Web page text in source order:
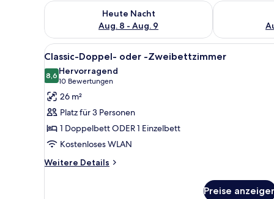
Heute Nacht
Aug. 8 - Aug. 9
Überprüfe die Verfügbarkeit für heute Nacht, Aug. 8
Überprüfe
Alle
Fotos
für
Classic-
Doppel-
oder
-
Zweibettzimmer
anzeigen
Ein Hotelzimmer mit zwei
1
Classic-Doppel- oder -Zweibettzimmer
8,68,6 von 10
Hervorragend
10 Bewertungen
(10
Bewertungen)
26 m²
Platz für 3 Personen
1 Doppelbett ODER 1 Einzelbett
Kostenloses WLAN
Weitere Details
Weitere
Preise